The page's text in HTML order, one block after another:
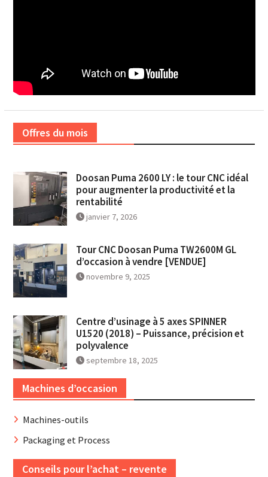
Offres du mois
Doosan Puma 2600 LY : le tour CNC idéal
pour augmenter la productivité et la
rentabilité
janvier 7, 2026
Tour CNC Doosan Puma TW2600M GL
d’occasion à vendre [VENDUE]
novembre 9, 2025
Centre d’usinage à 5 axes SPINNER
U1520 (2018) – Puissance, précision et
polyvalence
septembre 18, 2025
Machines d’occasion
Machines-outils
Packaging et Process
Conseils pour l’achat – revente